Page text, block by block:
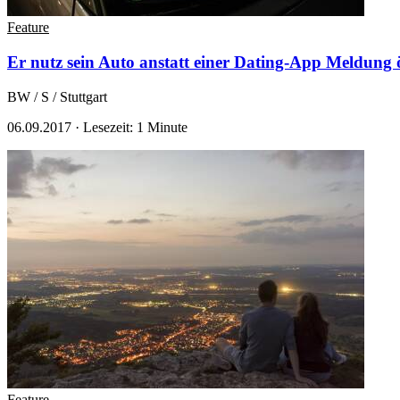
Feature
Er nutz sein Auto anstatt einer Dating-App Meldung
BW / S / Stuttgart
06.09.2017 · Lesezeit: 1 Minute